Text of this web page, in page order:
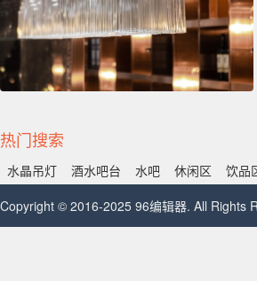
热门搜索
水晶吊灯 酒水吧台 水吧 休闲区 饮品
Copyright © 2016-2025 96编辑器. All Rights